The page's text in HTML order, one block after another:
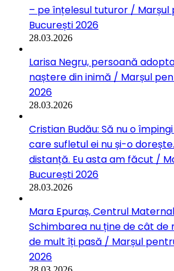
– pe înțelesul tuturor / Marșul
București 2026
28.03.2026
Larisa Negru, persoană
naștere din inimă / Marșul
2026
28.03.2026
Cristian Budău: Să nu o
care sufletul ei nu și-o
distanță. Eu asta am făcut /
București 2026
28.03.2026
Mara Epuraș, Centrul Maternal
Schimbarea nu ține de cât de
de mult îți pasă / Marșul
2026